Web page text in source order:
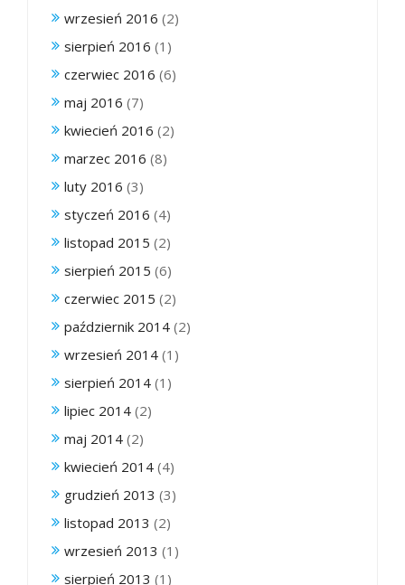
wrzesień 2016 (2)
sierpień 2016 (1)
czerwiec 2016 (6)
maj 2016 (7)
kwiecień 2016 (2)
marzec 2016 (8)
luty 2016 (3)
styczeń 2016 (4)
listopad 2015 (2)
sierpień 2015 (6)
czerwiec 2015 (2)
październik 2014 (2)
wrzesień 2014 (1)
sierpień 2014 (1)
lipiec 2014 (2)
maj 2014 (2)
kwiecień 2014 (4)
grudzień 2013 (3)
listopad 2013 (2)
wrzesień 2013 (1)
sierpień 2013 (1)